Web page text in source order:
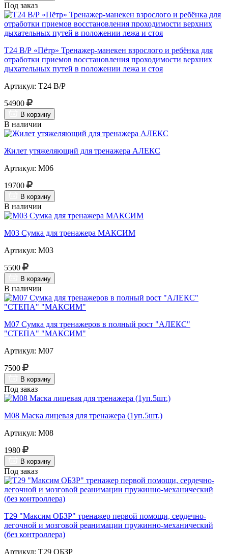
Под заказ
Т24 В/Р «Пётр» Тренажер-манекен взрослого и ребёнка для
отработки приемов восстановления проходимости верхних
дыхательных путей в положении лежа и стоя
Артикул: Т24 В/Р
54900
В корзину
В наличии
Жилет утяжеляющий для тренажера АЛЕКС
Артикул: М06
19700
В корзину
В наличии
М03 Сумка для тренажера МАКСИМ
Артикул: М03
5500
В корзину
В наличии
М07 Сумка для тренажеров в полный рост "АЛЕКС"
"СТЕПА" "МАКСИМ"
Артикул: М07
7500
В корзину
Под заказ
М08 Маска лицевая для тренажера (1уп.5шт.)
Артикул: М08
1980
В корзину
Под заказ
Т29 "Максим ОБЗР" тренажер первой помощи, сердечно-
легочной и мозговой реанимации пружинно-механический
(без контроллера)
Артикул: Т29 ОБЗР